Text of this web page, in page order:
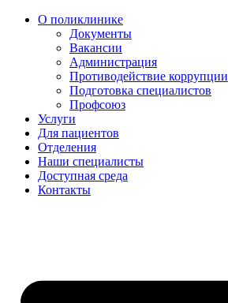
О поликлинике
Документы
Вакансии
Администрация
Противодействие коррупции
Подготовка специалистов
Профсоюз
Услуги
Для пациентов
Отделения
Наши специалисты
Доступная среда
Контакты